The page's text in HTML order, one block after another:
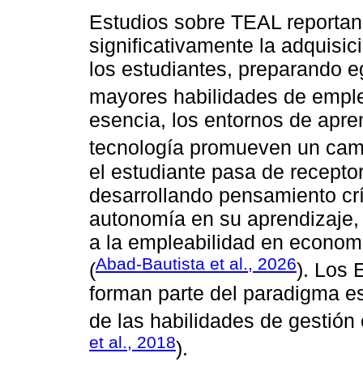
Estudios sobre TEAL
significativamente la
los estudiantes, preparando
mayores habilidades de
esencia, los entornos de
tecnología promueven un
el estudiante pasa de
desarrollando pensamiento
autonomía en su
a la empleabilidad en
(Abad-Bautista et al., 2026). Los
forman parte del paradigma
de las habilidades de
et al., 2018).